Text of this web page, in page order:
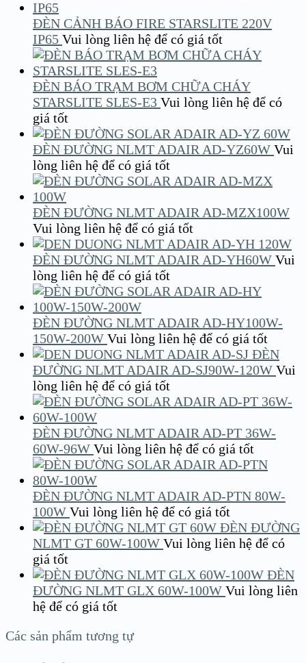
ĐÈN CẢNH BÁO FIRE STARSLITE 220V
IP65 Vui lòng liên hệ để có giá tốt
ĐÈN BÁO TRẠM BƠM CHỮA CHÁY
STARSLITE SLES-E3 Vui lòng liên hệ để có
giá tốt
ĐÈN ĐƯỜNG NLMT ADAIR AD-YZ60W Vui
lòng liên hệ để có giá tốt
ĐÈN ĐƯỜNG NLMT ADAIR AD-MZX100W
Vui lòng liên hệ để có giá tốt
ĐÈN ĐƯỜNG NLMT ADAIR AD-YH60W Vui
lòng liên hệ để có giá tốt
ĐÈN ĐƯỜNG NLMT ADAIR AD-HY100W-
150W-200W Vui lòng liên hệ để có giá tốt
ĐÈN
ĐƯỜNG NLMT ADAIR AD-SJ90W-120W Vui
lòng liên hệ để có giá tốt
ĐÈN ĐƯỜNG NLMT ADAIR AD-PT 36W-
60W-96W Vui lòng liên hệ để có giá tốt
ĐÈN ĐƯỜNG NLMT ADAIR AD-PTN 80W-
100W Vui lòng liên hệ để có giá tốt
ĐÈN ĐƯỜNG
NLMT GT 60W-100W Vui lòng liên hệ để có
giá tốt
ĐÈN
ĐƯỜNG NLMT GLX 60W-100W Vui lòng liên
hệ để có giá tốt
Các sản phẩm tương tự